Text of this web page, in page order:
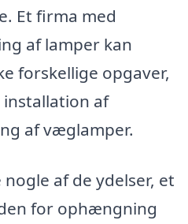
Et firma med
af lamper kan
forskellige opgaver,
af
af væglamper.
af de ydelser, et
for ophængning